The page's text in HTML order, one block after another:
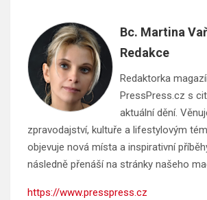
Bc. Martina
Redakce
Redaktorka
PressPress.cz s
aktuální dění.
zpravodajství, kultuře a lifestylovým
objevuje nová místa a inspirativní
následně přenáší na stránky našeho
https://www.presspress.cz